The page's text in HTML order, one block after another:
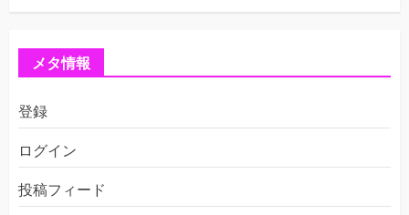
メタ情報
登録
ログイン
投稿フィード